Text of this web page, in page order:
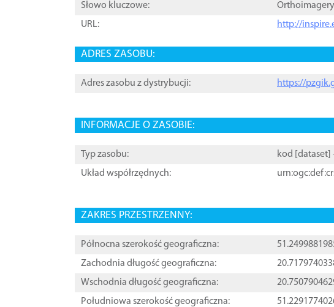
Słowo kluczowe:
Orthoimagery
URL:
http://
ADRES ZASOBU:
Adres zasobu z dystrybucji: https://
INFORMACJE O ZASOBIE:
Typ zasobu: kod [ dataset
Układ współrzędnych:
ZAKRES PRZESTRZENNY:
Północna szerokość geograficzna:
Zachodnia długość geograficzna:
Wschodnia długość geograficzna:
Południowa szerokość geograficzna: